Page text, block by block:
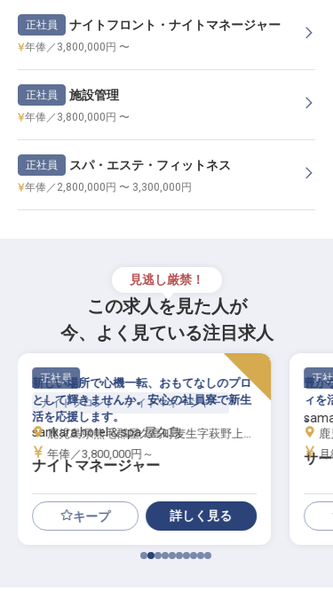
正社員 ナイトフロント・ナイトマネージャー
年俸／3,800,000円 〜
正社員 施設管理
年俸／3,800,000円 〜
正社員 スパ・エステ・フィットネス
年俸／2,800,000円 〜 3,300,000円
見逃し厳禁！
この求人を見た人が
今、よく見ている注目求人
正社員
ナイトフロント・ナイトマネージャー
sankara hotel＆spa 屋久島
ナイトマネージャー
新しい場所で心機一転、おもてなしのプロ
として輝きませんか。安心の社員寮で新生
活を応援します。
鹿児島県熊毛郡屋久島町麦生字萩野上553
年俸／3,800,000円～
キープ 詳しく見る
正社
サ
豊か
ィを
。
月